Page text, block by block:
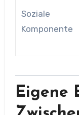
Soziale
Komponente
Eigene